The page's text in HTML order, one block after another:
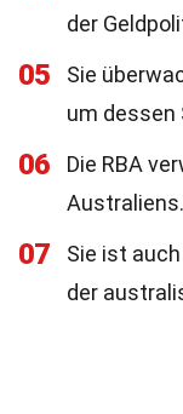
der
05
Sie
um dessen
06
Die RBA
Australiens.
07
Sie ist
der